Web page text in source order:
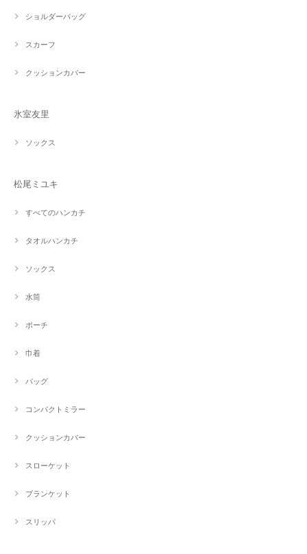
ショルダーバッグ
スカーフ
クッションカバー
氷室友里
ソックス
松尾ミユキ
すべてのハンカチ
タオルハンカチ
ソックス
水筒
ポーチ
巾着
バッグ
コンパクトミラー
クッションカバー
スローケット
ブランケット
スリッパ